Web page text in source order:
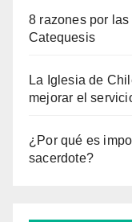
8 razones por
Catequesis
La Iglesia de
mejorar el
¿Por qué es
sacerdote?